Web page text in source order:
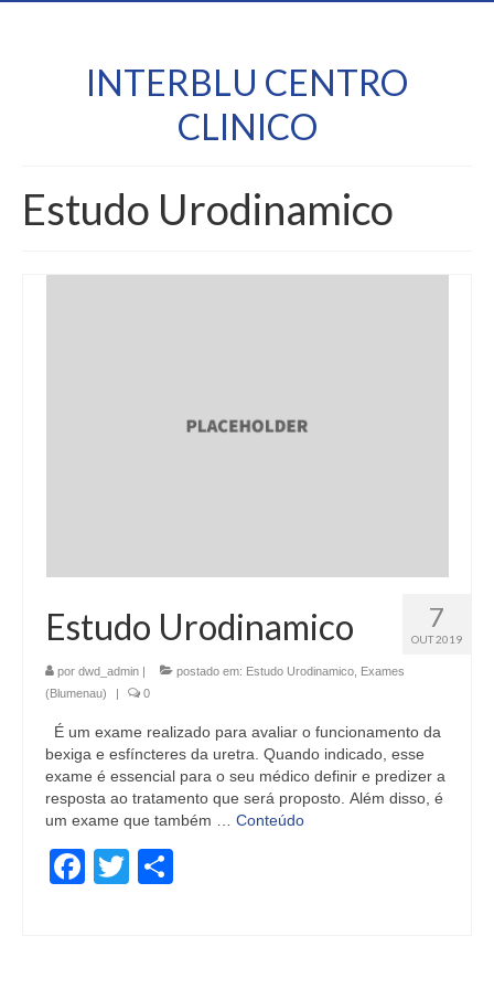
INTERBLU CENTRO
CLINICO
Estudo Urodinamico
7
OUT 2019
Estudo Urodinamico
por dwd_admin | postado em: Estudo Urodinamico Exames
(Blumenau)
| 0
É um exame realizado para avaliar o funcionamento da
bexiga e esfíncteres da uretra. Quando indicado, esse
exame é essencial para o seu médico definir e predizer a
resposta ao tratamento que será proposto. Além disso, é
um exame que também … Conteúdo
Facebook
Twitter